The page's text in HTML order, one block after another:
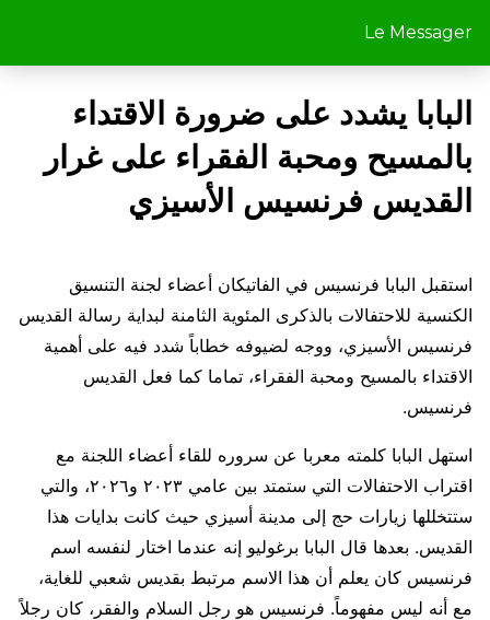
Le Messager
البابا يشدد على ضرورة الاقتداء
بالمسيح ومحبة الفقراء على غرار
القديس فرنسيس الأسيزي
استقبل البابا فرنسيس في الفاتيكان أعضاء لجنة التنسيق
الكنسية للاحتفالات بالذكرى المئوية الثامنة لبداية رسالة القديس
فرنسيس الأسيزي، ووجه لضيوفه خطاباً شدد فيه على أهمية
الاقتداء بالمسيح ومحبة الفقراء، تماما كما فعل القديس
فرنسيس.
استهل البابا كلمته معربا عن سروره للقاء أعضاء اللجنة مع
اقتراب الاحتفالات التي ستمتد بين عامي ٢٠٢٣ و٢٠٢٦، والتي
ستتخللها زيارات حج إلى مدينة أسيزي حيث كانت بدايات هذا
القديس. بعدها قال البابا برغوليو إنه عندما اختار لنفسه اسم
فرنسيس كان يعلم أن هذا الاسم مرتبط بقديس شعبي للغاية،
مع أنه ليس مفهوماً. فرنسيس هو رجل السلام والفقر، كان رجلاً